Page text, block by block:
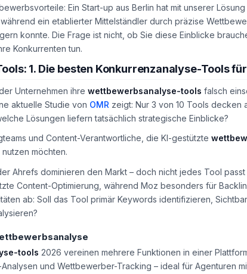
Ein Start-up aus Berlin hat mit unserer
ein etablierter Mittelständler durch präzise
konnte. Die Frage ist nicht, ob Sie diese Einblicke
Konkurrenten tun.
1. Die besten Konkurrenzanalyse-Tools
Unternehmen ihre wettbewerbsanalyse-tools falsch
aktuelle Studie von OMR zeigt: Nur 3 von 10 Tools
Lösungen liefern tatsächlich strategische Einblicke?
und Content-Verantwortliche, die KI-gestützte
möchten.
Ahrefs dominieren den Markt – doch nicht jedes Tool
Content-Optimierung, während Moz besonders für
ab: Soll das Tool primär Keywords identifizieren,
tools 2026 vereinen mehrere Funktionen in einer
und Wettbewerber-Tracking – ideal für Agenturen